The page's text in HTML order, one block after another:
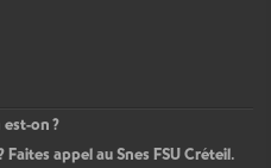
est-on?
Faites appel au Snes FSUCréteil.